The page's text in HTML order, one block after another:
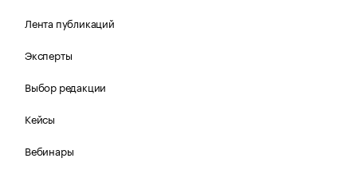
Лента публикаций
Эксперты
Выбор редакции
Кейсы
Вебинары